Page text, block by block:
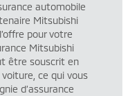
automobile
Mitsubishi
pour votre
Mitsubishi
être souscrit en
ce qui vous
d’assurance